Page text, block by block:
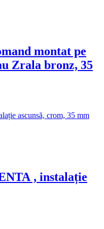
montat pe
Zrala bronz, 35
, instalație